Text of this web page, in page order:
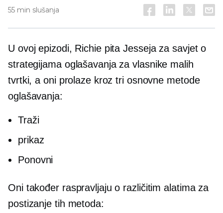
55 min slušanja
U ovoj epizodi, Richie pita Jesseja za savjet o
strategijama oglašavanja za vlasnike malih
tvrtki, a oni prolaze kroz tri osnovne metode
oglašavanja:
Traži
prikaz
Ponovni
Oni također raspravljaju o različitim alatima za
postizanje tih metoda: